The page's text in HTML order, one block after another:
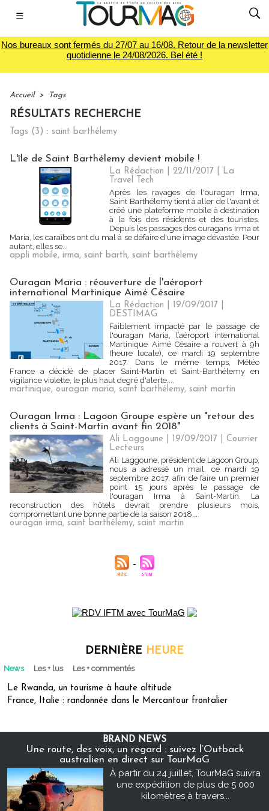
☰
Nos bureaux sont fermés du 27/07 au 16/08. Retour de la newsletter
quotidienne le 24/08/2026. Bel été !
Accueil > Tags
RÉSULTATS RECHERCHE
Tags (3) : saint barthélemy
L'île de Saint Barthélemy devient mobile !
La Rédaction | 22/11/2017
La
Travel Tech
Après les ravages de l'ouragan Irma,
Saint Barthélemy tient à aller de l'avant et
créé une plateforme mobile à destination
à la fois des résidents et des touristes.
Depuis les passages des ouragans Irma et
Maria, les caraïbes ont du mal à se défaire d'une image dévastée. Pour
autant, elles se...
appli mobile, irma, saint barth, saint barthélemy
Ouragan Maria : réouverture de l'aéroport
international Martinique Aimé Césaire
La Rédaction | 19/09/2017
DESTIMAG
Faiblement impacté par le passage de
l'ouragan Maria, l’aéroport international
Martinique Aimé Césaire a rouvert à 9h
(heure locale), ce mardi 19 septembre
2017. Dans le même temps, Météo
France a décidé de placer Saint-Martin et Saint-Barthélemy en
vigilance violette, le plus haut degré d'alerte....
martinique, ouragan maria, saint barthélemy, saint martin
Ouragan Irma : Lagoon Groupe espère un "retour des
clients à Saint-Martin avant fin 2018"
Ali Laggoune | 19/09/2017 |Courrier
Lecteurs
Ali Laggoune, président de Lagoon Group,
nous a adressé un mail, ce mardi 19
septembre 2017, afin de faire un premier
point 15 jours après le passage de
l'ouragan Irma à Saint-Martin. La
reconstruction des hôtels devrait prendre plusieurs mois,
compromettant une bonne partie de la saison 2018....
ouragan irma, saint barthélemy, saint martin
DERNIÈRE HEURE
News Les + lus Les + commentés
Le Rwanda, un tourisme à haute altitude
France, Italie : randonnée dans le Mercantour frontalier
BRAND NEWS
Une route, des voix, un regard : suivez l’Outback
australien en direct sur TourMaG
À partir du 24 juillet, TourMaG suivra
une expédition de plus de 5 000
kilomètres à travers...